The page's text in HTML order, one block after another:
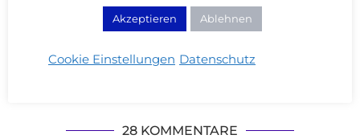
Website einverstanden. Merci Cherie!
28 KOMMENTARE
Akzeptieren Ablehnen
Cookie Einstellungen Datenschutz